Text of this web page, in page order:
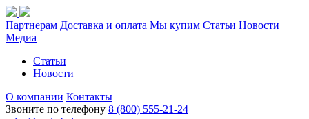
Партнерам Доставка и оплата Мы купим Статьи Новости
Медиа
Статьи
Новости
О компании Контакты
Звоните по телефону 8 (800) 555-21-24